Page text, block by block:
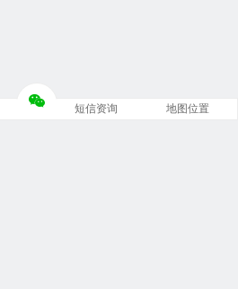
短信资询 地图位置